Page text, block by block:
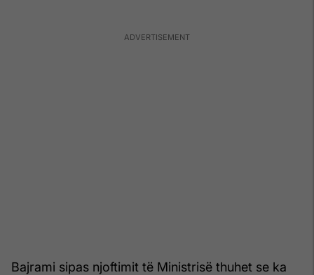
Bajrami sipas njoftimit të Ministrisë thuhet se ka